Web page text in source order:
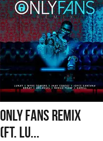
ONLY FANS REMIX
(FT. LU...